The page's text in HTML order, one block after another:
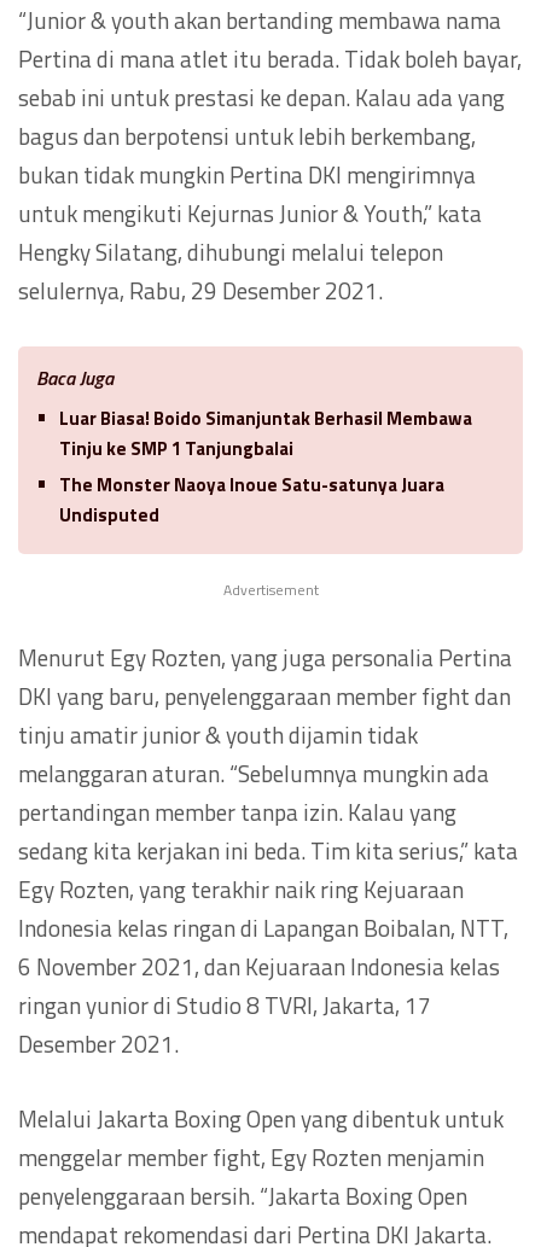
“Junior & youth akan bertanding membawa nama
Pertina di mana atlet itu berada. Tidak boleh bayar,
sebab ini untuk prestasi ke depan. Kalau ada yang
bagus dan berpotensi untuk lebih berkembang,
bukan tidak mungkin Pertina DKI mengirimnya
untuk mengikuti Kejurnas Junior & Youth,” kata
Hengky Silatang, dihubungi melalui telepon
selulernya, Rabu, 29 Desember 2021.
Baca Juga
Luar Biasa! Boido Simanjuntak Berhasil Membawa
Tinju ke SMP 1 Tanjungbalai
The Monster Naoya Inoue Satu-satunya Juara
Undisputed
Advertisement
Menurut Egy Rozten, yang juga personalia Pertina
DKI yang baru, penyelenggaraan member fight dan
tinju amatir junior & youth dijamin tidak
melanggaran aturan. “Sebelumnya mungkin ada
pertandingan member tanpa izin. Kalau yang
sedang kita kerjakan ini beda. Tim kita serius,” kata
Egy Rozten, yang terakhir naik ring Kejuaraan
Indonesia kelas ringan di Lapangan Boibalan, NTT,
6 November 2021, dan Kejuaraan Indonesia kelas
ringan yunior di Studio 8 TVRI, Jakarta, 17
Desember 2021.
Melalui Jakarta Boxing Open yang dibentuk untuk
menggelar member fight, Egy Rozten menjamin
penyelenggaraan bersih. “Jakarta Boxing Open
mendapat rekomendasi dari Pertina DKI Jakarta.